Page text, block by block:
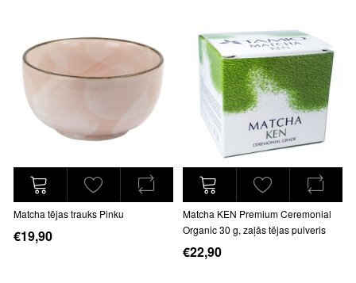
Matcha tējas trauks Pinku
€19,90
Matcha KEN Premium Ceremonial
Organic 30 g, zaļās tējas pulveris
€22,90